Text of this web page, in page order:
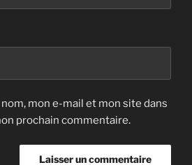
mon e-mail et mon site dans
prochain commentaire.